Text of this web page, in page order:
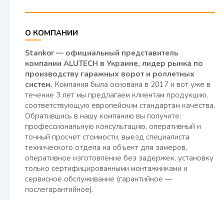
О КОМПАНИИ
Stankor — официальный представитель
компании ALUTECH в Украине, лидер рынка по
производству гаражных ворот и роллетных
систем. Компания была основана в 2017 и вот уже в
течение 3 лет мы предлагаем клиентам продукцию,
соответствующую европейским стандартам качества.
Обратившись в нашу компанию вы получите:
профессиональную консультацию, оперативный и
точный просчет стоимости, выезд специалиста
технического отдела на объект для замеров,
оперативное изготовление без задержек, установку
только сертифицированными монтажниками и
сервисное обслуживание (гарантийное —
послегарантийное).